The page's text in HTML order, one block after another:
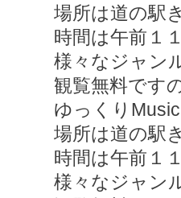
場所は道の駅
時間は午前１
様々なジャン
観覧無料です
ゆっくり
場所は道の駅
時間は午前１
様々なジャン